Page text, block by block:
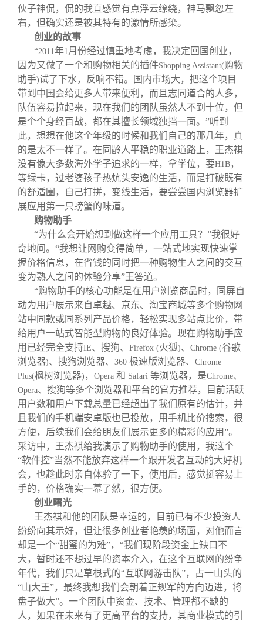
伙子神侃，侃的我直感觉有点浮云缭绕，神马飘忽左
右，但确实还是被其特有的激情所感染。
创业的故事
“2011年1 月份经过慎重地考虑，我决定回国创业，
因为又做了一个和购物相关的插件Shopping Assistant(购物
助手)试了下水，反响不错。国内市场大，把这个项目
带到中国会给更多人带来便利，而且志同道合的人多，
队伍容易拉起来，现在我们的团队虽然人不到十位，但
是个个身经百战，都在其擅长领域独挡一面。”听到
此，想想在他这个年级的时候和我们自己的那几年，真
的是太不一样了。在同龄人平稳的职业道路上，王杰祺
没有像大多数海外学子追求的一样，拿学位，要H1B ，
等绿卡，过老婆孩子热炕头安逸的生活，而是打破既有
的舒适圈，自己打拼，变线生活，要尝尝国内浏览器扩
展应用第一只螃蟹的味道。
购物助手
“为什么会开始想到做这样一个应用工具？”我很好
奇地问。“我想让网购变得简单，一站式地实现快速掌
握价格信息，在省钱的同时把一种购物生人之间的交互
变为熟人之间的体验分享”王答道。
“购物助手的核心功能是在用户浏览商品时，同屏自
动为用户展示来自卓越、京东、淘宝商城等多个购物网
站中同款或同系列产品价格，轻松实现多站点比价，带
给用户一站式智能型购物的良好体验。现在购物助手应
用已经完全支持IE、搜狗、 Firefox (火狐)、 Chrome (谷歌
浏览器)、搜狗浏览器、 360 极速版浏览器、 Chrome
Plus(枫树浏览器) ， Opera 和 Safari 等浏览器，是Chrome、
Opera、搜狗等多个浏览器和平台的官方推荐，目前活跃
用户数和用户下载总量已经超出了我们原有的估计，并
且我们的手机端安卓版也已投放，用手机比价搜索，很
方便，后续我们会给朋友们展示更多的精彩的应用”。
采访中，王杰祺给我演示了购物助手的使用，我这个
“软件控”当然不能放弃这样一个跟开发者互动的大好机
会，也趁此时亲自体验了一下，使用后，感觉挺容易上
手的，价格确实一幕了然，很方便。
创业曙光
王杰祺和他的团队是幸运的，目前已有不少投资人
纷纷向其示好，但让很多创业者艳羡的场面，对他而言
却是一个“甜蜜的为难”，“我们现阶段资金上缺口不
大，暂时还不想过早的资本介入，在这个互联网的纷争
年代，我们只是草根式的“互联网游击队”，占一山头的
“山大王”，最终我想我们会朝着正规军的方向迈进，将
盘子做大”。一个团队中资金、技术、管理都不缺的
人，如果在未来有了更高平台的支持，其商业模式的引